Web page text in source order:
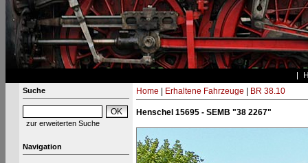
Suche
zur erweiterten Suche
Navigation
Home Erhaltene Fahrzeuge BR 38.10
Henschel 15695 - SEMB "38 2267"